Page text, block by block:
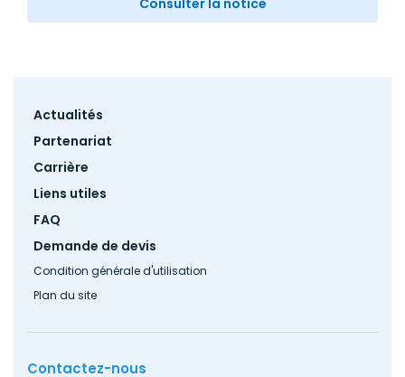
Footer
Actualités
Partenariat
Carrière
Liens utiles
FAQ
Demande de devis
Condition générale d'utilisation
Plan du site
Contactez-nous